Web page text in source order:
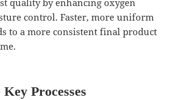
quality by enhancing oxygen
control. Faster, more uniform
to a more consistent final product
Processes